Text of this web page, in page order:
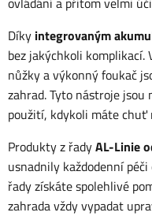
Díky integrovaným
bez jakýchkoli
nůžky a výkonný foukač
zahrad. Tyto nástroje
použití, kdykoli máte chuť
Produkty z řadyAL-Linie
usnadnily každodenní
řady získáte spolehlivé
zahrada vždy vypadat